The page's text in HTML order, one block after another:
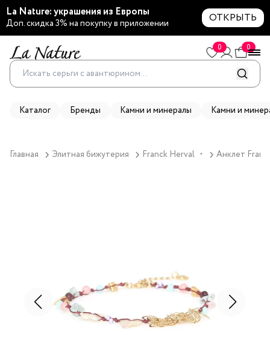
La Nature: украшения из Европы
Доп. скидка 3% на покупку в приложении ОТКРЫТЬ
0 0
Каталог Бренды Камни и минералы Камни и
Главная Элитная бижутерия Franck Herval ▼ Анклет